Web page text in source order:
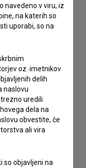
navedeno v viru, iz
na katerih so
uporabi, so na
oz. imetnikov
delih
naslovu
uredili
dela na
obvestite, če
ali vira
so objavljeni na